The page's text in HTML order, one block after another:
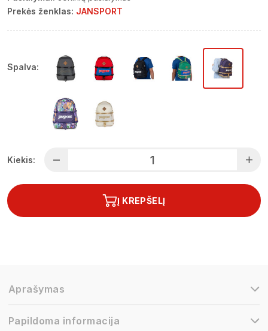
Prekės ženklas: JANSPORT
Spalva:
Kiekis:
Į KREPŠELĮ
Aprašymas
Papildoma informacija